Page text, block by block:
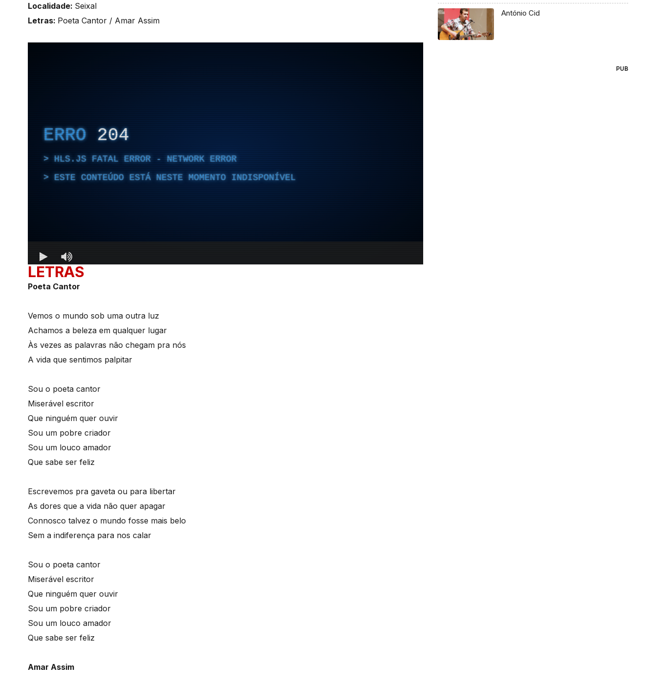
Localidade: Seixal
Letras: Poeta Cantor / Amar Assim
LETRAS
Poeta Cantor
Vemos o mundo sob uma outra luz
Achamos a beleza em qualquer lugar
Às vezes as palavras não chegam pra nós
A vida que sentimos palpitar
Sou o poeta cantor
Miserável escritor
Que ninguém quer ouvir
Sou um pobre criador
Sou um louco amador
Que sabe ser feliz
Escrevemos pra gaveta ou para libertar
As dores que a vida não quer apagar
Connosco talvez o mundo fosse mais belo
Sem a indiferença para nos calar
Sou o poeta cantor
Miserável escritor
Que ninguém quer ouvir
Sou um pobre criador
Sou um louco amador
Que sabe ser feliz
Amar Assim
António Cid
PUB